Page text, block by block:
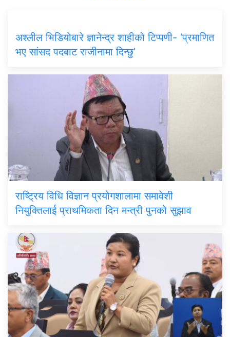
अश्लील भिडियोबारे ज्ञानेन्द्र शाहीको टिप्पणी- ‘प्रमाणित
भए सांसद पदबाट राजीनामा दिन्छु’
राष्ट्रिय विधि विज्ञान प्रयोगशालामा समावेशी
नियुक्तिलाई प्राथमिकता दिन मन्त्री पुनको सुझाव